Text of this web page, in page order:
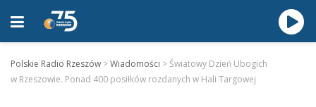
Polskie Radio Rzeszów >Wiadomości >Światowy Dzień Ubogich
w Rzeszowie. Ponad 400 posiłków rozdanych w Hali Targowej